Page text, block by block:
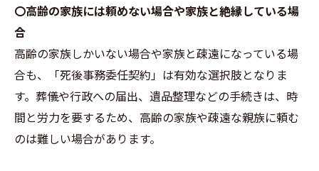
〇高齢の家族には頼めない場合や家族と絶縁している場
合
高齢の家族しかいない場合や家族と疎遠になっている場
合も、「死後事務委任契約」は有効な選択肢となりま
す。葬儀や行政への届出、遺品整理などの手続きは、時
間と労力を要するため、高齢の家族や疎遠な親族に頼む
のは難しい場合があります。